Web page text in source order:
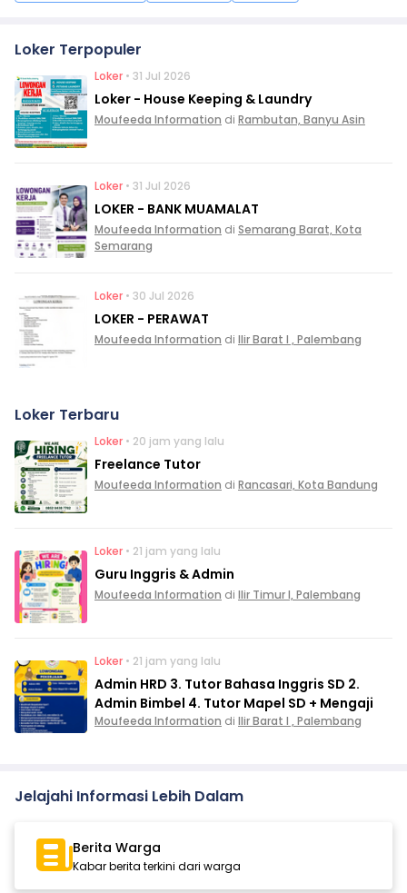
Loker Terpopuler
Loker • 31 Jul 2026
Loker - House Keeping & Laundry
Moufeeda Information di Rambutan, Banyu Asin
Loker • 31 Jul 2026
LOKER - BANK MUAMALAT
Moufeeda Information di Semarang Barat, Kota
Semarang
Loker • 30 Jul 2026
LOKER - PERAWAT
Moufeeda Information di Ilir Barat I , Palembang
Loker Terbaru
Loker • 20 jam yang lalu
Freelance Tutor
Moufeeda Information di Rancasari, Kota Bandung
Loker • 21 jam yang lalu
Guru Inggris & Admin
Moufeeda Information di Ilir Timur I, Palembang
Loker • 21 jam yang lalu
Admin HRD 3. Tutor Bahasa Inggris SD 2.
Admin Bimbel 4. Tutor Mapel SD + Mengaji
Moufeeda Information di Ilir Barat I , Palembang
Jelajahi Informasi Lebih Dalam
Berita Warga
Kabar berita terkini dari warga